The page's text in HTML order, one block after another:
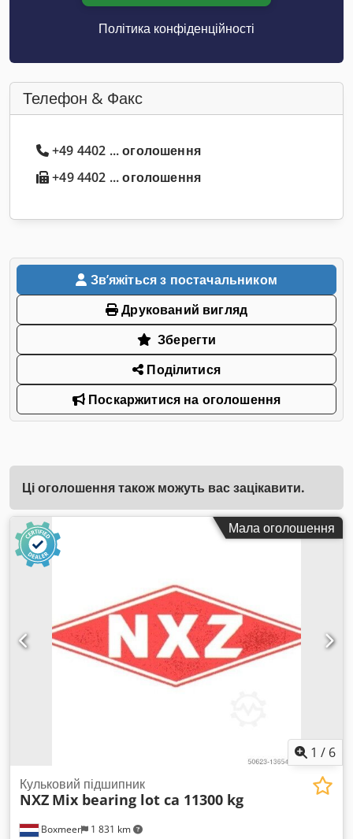
Політика конфіденційності
Телефон & Факс
+49 4402 ... оголошення
+49 4402 ... оголошення
Звʼяжіться з постачальником
Друкований вигляд
Зберегти
Поділитися
Поскаржитися на оголошення
Ці оголошення також можуть вас зацікавити.
Мала оголошення
1 / 6
Boxmeer 1 831 km
Кульковий підшипник
NXZ Mix bearing lot ca 11300 kg